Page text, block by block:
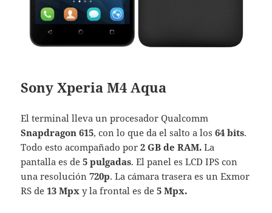
Sony Xperia M4 Aqua
El terminal lleva un procesador Qualcomm
Snapdragon 615, con lo que da el salto a los 64 bits.
Todo esto acompañado por 2 GB de RAM.La
pantalla es de5 pulgadas. El panel es LCD IPS con
una resolución720p. La cámara trasera es un Exmor
RS de 13 Mpxy la frontal es de 5 Mpx.